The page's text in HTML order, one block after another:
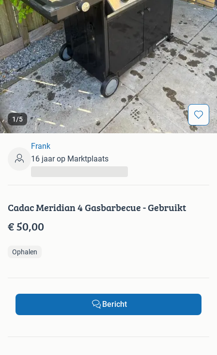
1/5
Cadac Meridian 4 Gasbarbecue - Gebruikt
€ 50,00
Ophalen
Frank
16 jaar op Marktplaats
Bericht